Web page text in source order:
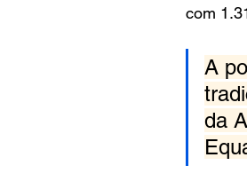
com
A
da